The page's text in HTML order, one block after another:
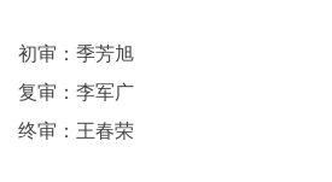
初审：季芳旭
复审：李军广
终审：王春荣